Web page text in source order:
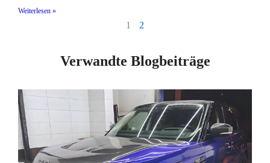
Weiterlesen »
1 2
Verwandte Blogbeiträge
Seite